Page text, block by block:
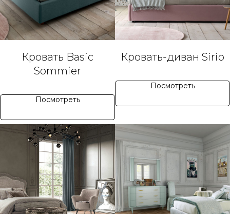
Кровать Basic
Sommier
Посмотреть
Кровать-диван Sirio
Посмотреть